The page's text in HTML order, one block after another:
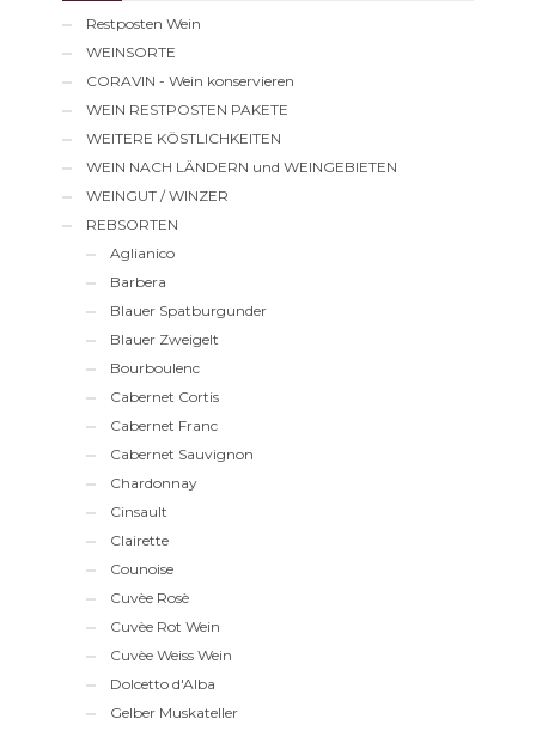
Restposten Wein
WEINSORTE
CORAVIN - Wein konservieren
WEIN RESTPOSTEN PAKETE
WEITERE KÖSTLICHKEITEN
WEIN NACH LÄNDERN und WEINGEBIETEN
WEINGUT / WINZER
REBSORTEN
Aglianico
Barbera
Blauer Spatburgunder
Blauer Zweigelt
Bourboulenc
Cabernet Cortis
Cabernet Franc
Cabernet Sauvignon
Chardonnay
Cinsault
Clairette
Counoise
Cuvèe Rosè
Cuvèe Rot Wein
Cuvèe Weiss Wein
Dolcetto d'Alba
Gelber Muskateller